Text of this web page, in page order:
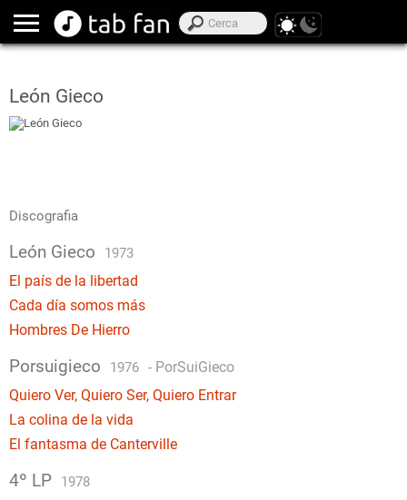
León Gieco
Discografia
León Gieco 1973
El país de la libertad
Cada día somos más
Hombres De Hierro
Porsuigieco 1976 - PorSuiGieco
Quiero Ver, Quiero Ser, Quiero Entrar
La colina de la vida
El fantasma de Canterville
4º LP 1978